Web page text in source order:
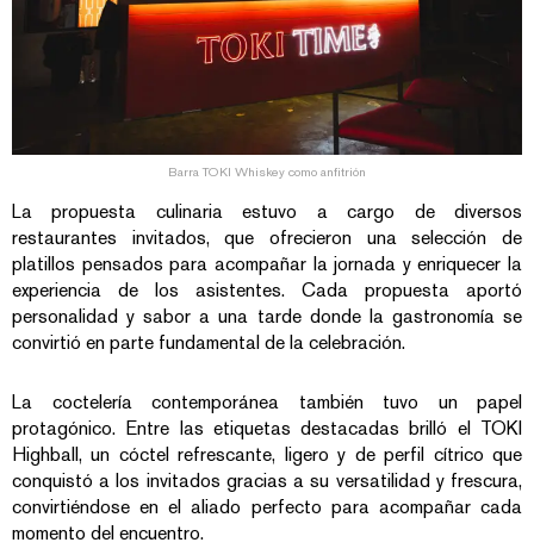
Barra TOKI Whiskey como anfitrión
La propuesta culinaria estuvo a cargo de diversos
restaurantes invitados, que ofrecieron una selección de
platillos pensados para acompañar la jornada y enriquecer la
experiencia de los asistentes. Cada propuesta aportó
personalidad y sabor a una tarde donde la gastronomía se
convirtió en parte fundamental de la celebración.
La coctelería contemporánea también tuvo un papel
protagónico. Entre las etiquetas destacadas brilló el TOKI
Highball, un cóctel refrescante, ligero y de perfil cítrico que
conquistó a los invitados gracias a su versatilidad y frescura,
convirtiéndose en el aliado perfecto para acompañar cada
momento del encuentro.